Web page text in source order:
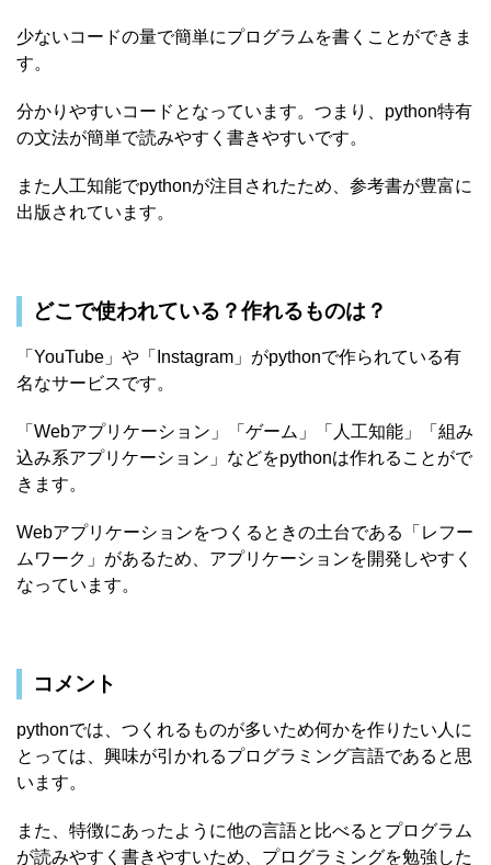
少ないコードの量で簡単にプログラムを書くことができま
す。
分かりやすいコードとなっています。つまり、python特有
の文法が簡単で読みやすく書きやすいです。
また人工知能でpythonが注目されたため、参考書が豊富に
出版されています。
どこで使われている？作れるものは？
「YouTube」や「Instagram」がpythonで作られている有
名なサービスです。
「Webアプリケーション」「ゲーム」「人工知能」「組み
込み系アプリケーション」などをpythonは作れることがで
きます。
Webアプリケーションをつくるときの土台である「レフー
ムワーク」があるため、アプリケーションを開発しやすく
なっています。
コメント
pythonでは、つくれるものが多いため何かを作りたい人に
とっては、興味が引かれるプログラミング言語であると思
います。
また、特徴にあったように他の言語と比べるとプログラム
が読みやすく書きやすいため、プログラミングを勉強した